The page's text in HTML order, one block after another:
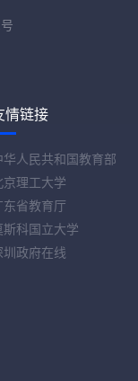
情链接
华人民共和国教育部
京理工大学
东省教育厅
斯科国立大学
圳政府在线